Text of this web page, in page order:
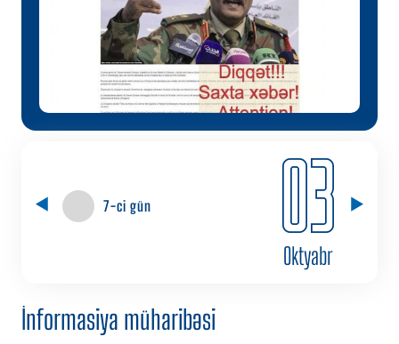
7-ci gün 03
Oktyabr
İnformasiya müharibəsi